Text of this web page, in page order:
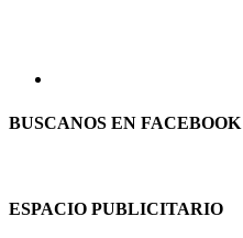
BUSCANOS EN FACEBOOK
ESPACIO PUBLICITARIO